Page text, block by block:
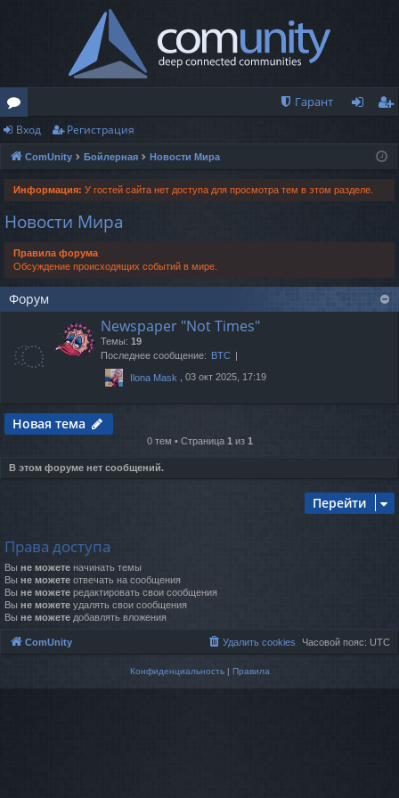
о
ру
м
ы
Гарант
ис
Вход Регистрация
ComUnity Бойлерная Новости Мира
Информация: У гостей сайта нет доступа для просмотра тем в этом разделе.
Новости Мира
Правила форума
Обсуждение происходящих событий в мире.
Форум
Newspaper "Not Times"
Темы: 19
Последнее сообщение: BTC
Ilona Mask , 03 окт 2025, 17:19
Новая тема
0 тем • Страница 1 из 1
В этом форуме нет сообщений.
Перейти
Права доступа
Вы не можете начинать темы
Вы не можете отвечать на сообщения
Вы не можете редактировать свои сообщения
Вы не можете удалять свои сообщения
Вы не можете добавлять вложения
ComUnity Часовой пояс: UTC
Удалить cookies
Конфиденциальность| Правила